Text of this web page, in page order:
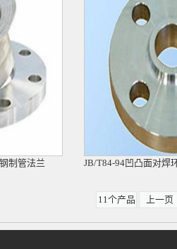
制管法兰 JB/T84-94凹凸面对焊
11个产品 上一页